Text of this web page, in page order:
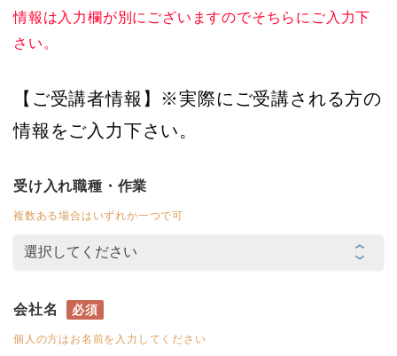
情報は入力欄が別にございますのでそちらにご入力下
さい。
【ご受講者情報】※実際にご受講される方の
情報をご入力下さい。
受け入れ職種・作業
複数ある場合はいずれか一つで可
会社名 必須
個人の方はお名前を入力してください